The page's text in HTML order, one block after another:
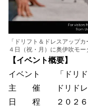
「ドリフト＆ドレスアップ
４日（祝・月）に奥伊吹モー
【イベント概要】
イベント 「ドリド
主 催 ドリドレ走
日 程 ２０２６年